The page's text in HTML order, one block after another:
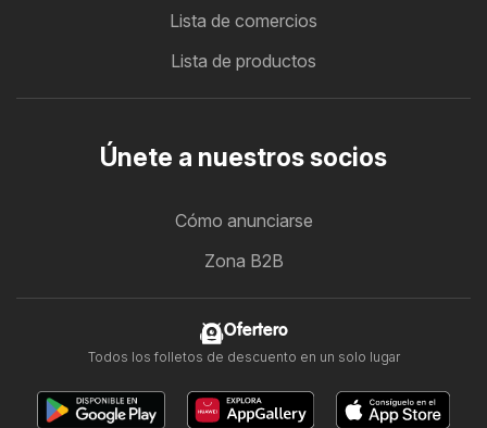
Lista de comercios
Lista de productos
Únete a nuestros socios
Cómo anunciarse
Zona B2B
Ofertero
Todos los folletos de descuento en un solo lugar